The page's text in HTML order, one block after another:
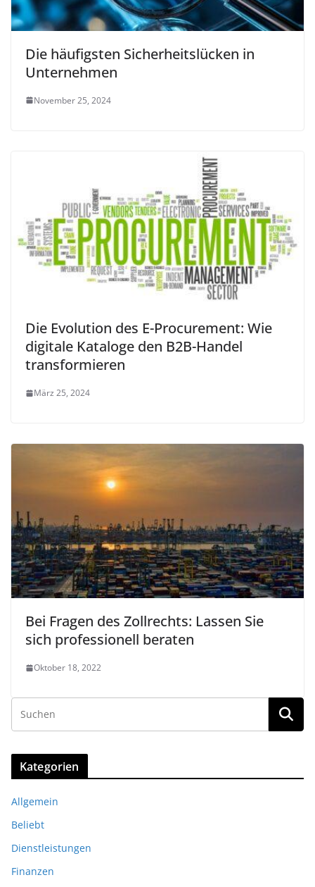
Die häufigsten Sicherheitslücken in
Unternehmen
November 25, 2024
Die Evolution des E-Procurement: Wie
digitale Kataloge den B2B-Handel
transformieren
März 25, 2024
Bei Fragen des Zollrechts: Lassen Sie
sich professionell beraten
Oktober 18, 2022
Kategorien
Allgemein
Beliebt
Dienstleistungen
Finanzen